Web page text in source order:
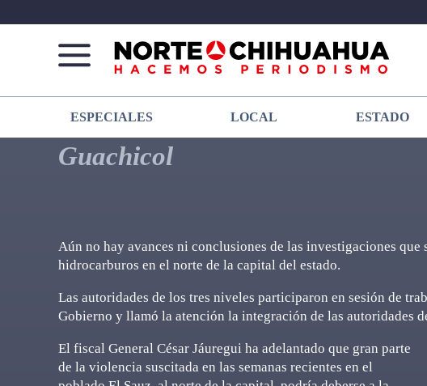
Norte
De
Chihuahua
Más
que
noticias,
hacemos periodismo
ESPECIALES LOCAL ESTADO
Guachicol
Aún no hay avances ni conclusiones de las investigaciones
hidrocarburos en el norte de la capital del estado.
Las autoridades de los tres niveles participaron en sesión de
Gobierno y llamó la atención la integración de las autoridades
El fiscal General César Jáuregui ha adelantado que gran parte
de la violencia suscitada en las semanas recientes en el